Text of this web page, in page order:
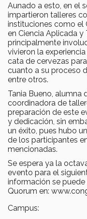
Aunado a esto, en el
impartieron talleres
instituciones como el
en Ciencia Aplicada
principalmente
vivieron la
cata de cervezas
cuanto a su proceso
entre otros.
Tania Bueno, alumna
coordinadora de
preparación de este
y dedicación, sin
un éxito, pues hubo
de los participantes
mencionadas.
Se espera ya la
evento para el
información se
Quorum en:
Campus: